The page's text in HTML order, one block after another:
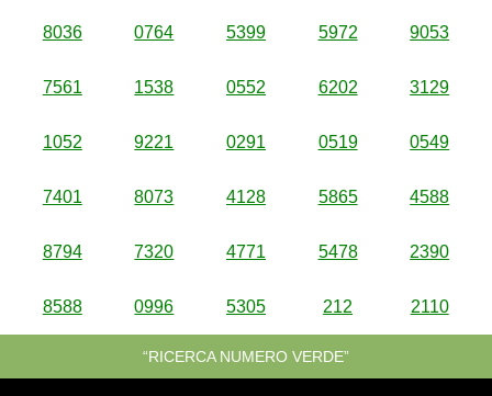
8036 0764 5399 5972 9053
7561 1538 0552 6202 3129
1052 9221 0291 0519 0549
7401 8073 4128 5865 4588
8794 7320 4771 5478 2390
8588 0996 5305 212 2110
“RICERCA NUMERO VERDE”